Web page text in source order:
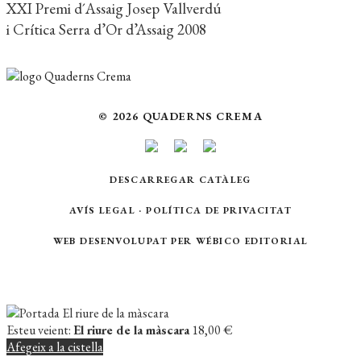
XXI Premi d´Assaig Josep Vallverdú
i Crítica Serra d’Or d’Assaig 2008
© 2026 QUADERNS CREMA
DESCARREGAR CATÀLEG
AVÍS LEGAL ·POLÍTICA DE PRIVACITAT
WEB DESENVOLUPAT PER WÉBICO EDITORIAL
Esteu veient:El riure de la màscara 18,00€
Afegeix a la cistella